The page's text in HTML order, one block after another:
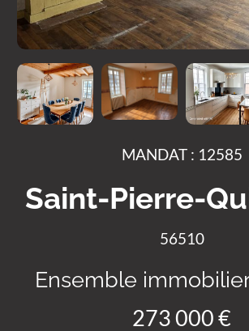
MANDAT : 12585
Saint-Pierre-
56510
Ensemble
273 000 €